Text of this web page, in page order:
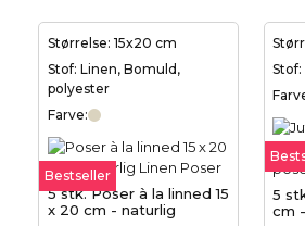
Størrelse: 15x20 cm
Stof: Linen, Bomuld,
polyester
Farve:
Bestseller
5 stk. Poser à la linned 15
x 20 cm - naturlig
5
cm